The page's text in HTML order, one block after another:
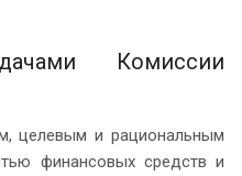
Комиссии
целевым и рациональным
финансовых средств и